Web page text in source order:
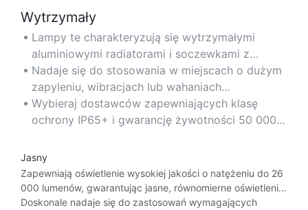
Wytrzymały
Lampy te charakteryzują się wytrzymałymi
aluminiowymi radiatorami i soczewkami z
poliwęglanu, co gwarantuje długowieczność
nawet w trudnych warunkach przemysłowych.
Nadaje się do stosowania w miejscach o dużym
zapyleniu, wibracjach lub wahaniach
temperatury, takich jak zakłady produkcyjne lub
zadaszenia na zewnątrz.
Wybieraj dostawców zapewniających klasę
ochrony IP65+ i gwarancję żywotności 50 000
Jasny
Zapewniają oświetlenie wysokiej jakości o natężeniu do 26
000 lumenów, gwarantując jasne, równomierne oświetlenie
pomieszczeń o wysokich sufitach (20–40 stóp).
Doskonale nadaje się do zastosowań wymagających